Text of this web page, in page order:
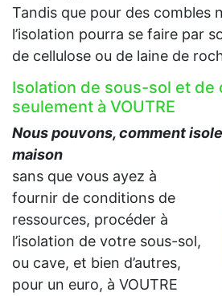
Tandis que pour des combles
l’isolation pourra se faire par
de cellulose ou de laine de
Isolation de sous-sol et de
seulement à VOUTRE
Nous pouvons, comment
maison
sans que vous ayez à
fournir de conditions de
ressources, procéder à
l’isolation de votre sous-sol,
ou cave, et bien d’autres,
pour un euro, à VOUTRE